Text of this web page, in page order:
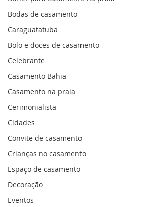
Bodas de casamento
Caraguatatuba
Bolo e doces de casamento
Celebrante
Casamento Bahia
Casamento na praia
Cerimonialista
Cidades
Convite de casamento
Crianças no casamento
Espaço de casamento
Decoração
Eventos